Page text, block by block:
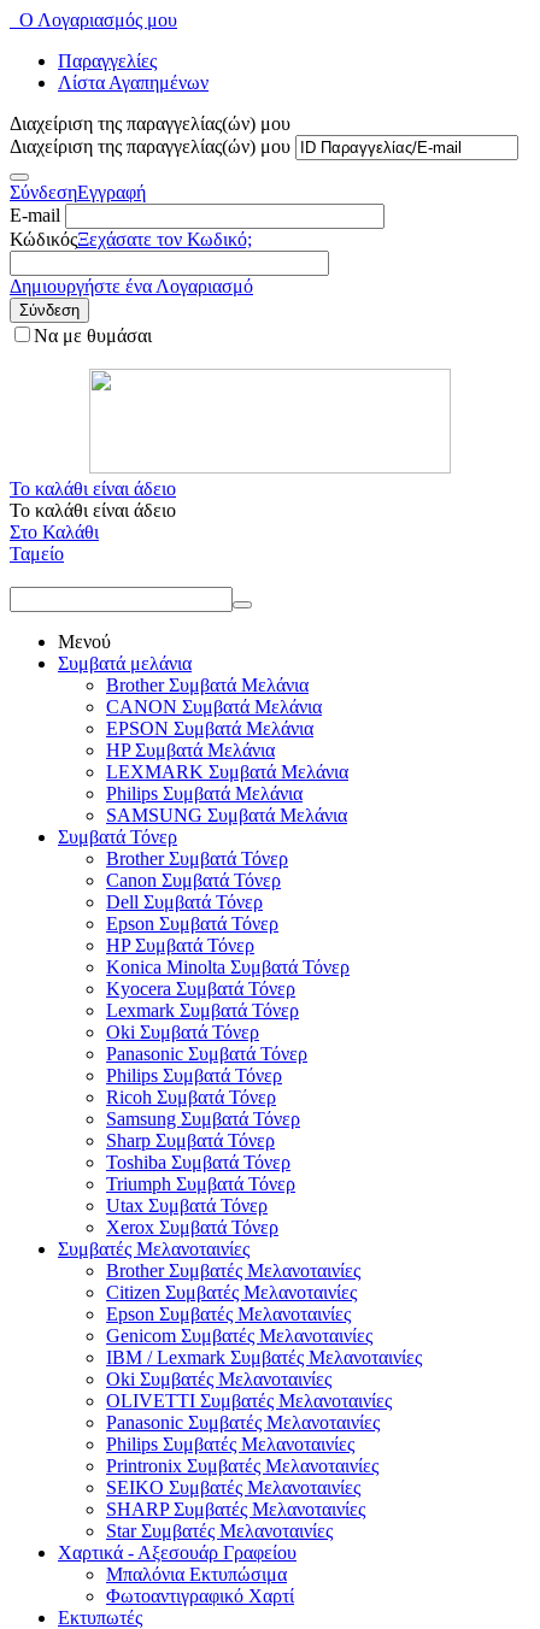
Ο Λογαριασμός μου
Παραγγελίες
Λίστα Αγαπημένων
Διαχείριση της παραγγελίας(ών) μου
Διαχείριση της παραγγελίας(ών) μου
ΣύνδεσηΕγγραφή
E-mail
ΚώδικόςΞεχάσατε τον Κωδικό;
Δημιουργήστε ένα Λογαριασμό
Σύνδεση
Να με θυμάσαι
Το καλάθι είναι άδειο
Το καλάθι είναι άδειο
Στο Καλάθι
Ταμείο
Μενού
Συμβατά μελάνια
Brother Συμβατά Μελάνια
CANON Συμβατά Μελάνια
EPSON Συμβατά Μελάνια
HP Συμβατά Μελάνια
LEXMARK Συμβατά Μελάνια
Philips Συμβατά Μελάνια
SAMSUNG Συμβατά Μελάνια
Συμβατά Τόνερ
Brother Συμβατά Τόνερ
Canon Συμβατά Τόνερ
Dell Συμβατά Τόνερ
Epson Συμβατά Τόνερ
HP Συμβατά Τόνερ
Konica Minolta Συμβατά Τόνερ
Kyocera Συμβατά Τόνερ
Lexmark Συμβατά Τόνερ
Oki Συμβατά Τόνερ
Panasonic Συμβατά Τόνερ
Philips Συμβατά Τόνερ
Ricoh Συμβατά Τόνερ
Samsung Συμβατά Τόνερ
Sharp Συμβατά Τόνερ
Toshiba Συμβατά Τόνερ
Triumph Συμβατά Τόνερ
Utax Συμβατά Τόνερ
Xerox Συμβατά Τόνερ
Συμβατές Μελανοταινίες
Brother Συμβατές Μελανοταινίες
Citizen Συμβατές Μελανοταινίες
Epson Συμβατές Μελανοταινίες
Genicom Συμβατές Μελανοταινίες
IBM / Lexmark Συμβατές Μελανοταινίες
Oki Συμβατές Μελανοταινίες
OLIVETTI Συμβατές Μελανοταινίες
Panasonic Συμβατές Μελανοταινίες
Philips Συμβατές Μελανοταινίες
Printronix Συμβατές Μελανοταινίες
SEIKO Συμβατές Μελανοταινίες
SHARP Συμβατές Μελανοταινίες
Star Συμβατές Μελανοταινίες
Χαρτικά - Αξεσουάρ Γραφείου
Μπαλόνια Εκτυπώσιμα
Φωτοαντιγραφικό Χαρτί
Εκτυπωτές